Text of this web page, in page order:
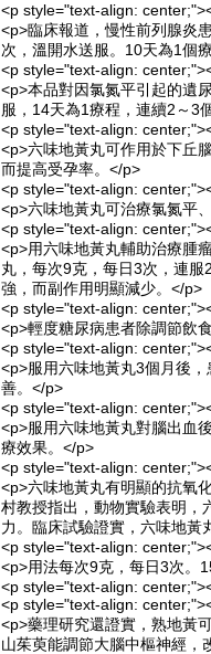
<p style="text-align:
<p>臨床報道，慢性前列腺炎
次，溫開水送服。10天為1個
<p style="text-align:
<p>本品對因氯氮平引起的遺
服，14天為1療程，連續2～3
<p style="text-align:
<p>六味地黃丸可作用於下丘
而提高受孕率。</p>
<p style="text-align:
<p>六味地黃丸可治療氯氮平
<p style="text-align:
<p>用六味地黃丸輔助治療腫
丸，每次9克，每日3次，連
強，而副作用明顯減少。</p>
<p style="text-align:
<p>輕度糖尿病患者除調節飲
<p style="text-align:
<p>服用六味地黃丸3個月後
善。</p>
<p style="text-align:
<p>服用六味地黃丸對腦出血
療效果。</p>
<p style="text-align:
<p>六味地黃丸有明顯的抗氧
村教授指出，動物實驗表明，
力。臨床試驗證實，六味地黃
<p style="text-align:
<p>用法每次9克，每日3次。
<p style="text-align:
<p style="text-align:
<p>藥理研究還證實，熟地黃
山茱萸能調節大腦中樞神經，